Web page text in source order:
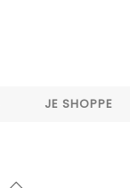
JE SHOPPE